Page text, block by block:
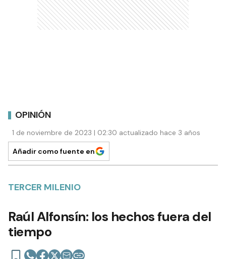
OPINIÓN
1 de noviembre de 2023 | 02:30 actualizado hace 3 años
Añadir como fuente en
TERCER MILENIO
Raúl Alfonsín: los hechos fuera del
tiempo